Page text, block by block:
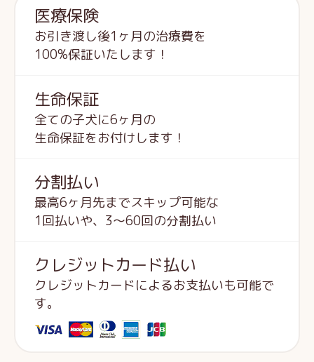
医療保険
お引き渡し後1ヶ月の治療費を
100%保証いたします！
生命保証
全ての子犬に6ヶ月の
生命保証をお付けします！
分割払い
最高6ヶ月先までスキップ可能な
1回払いや、3～60回の分割払い
クレジットカード払い
クレジットカードによるお支払いも可能で
す。